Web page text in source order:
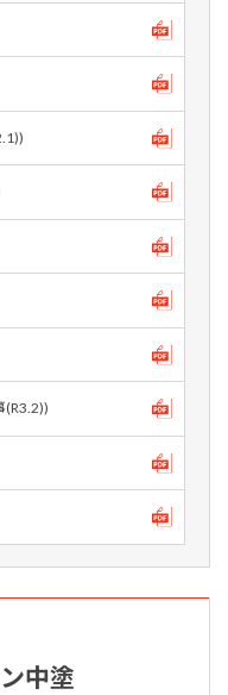
(R3.2))
中塗